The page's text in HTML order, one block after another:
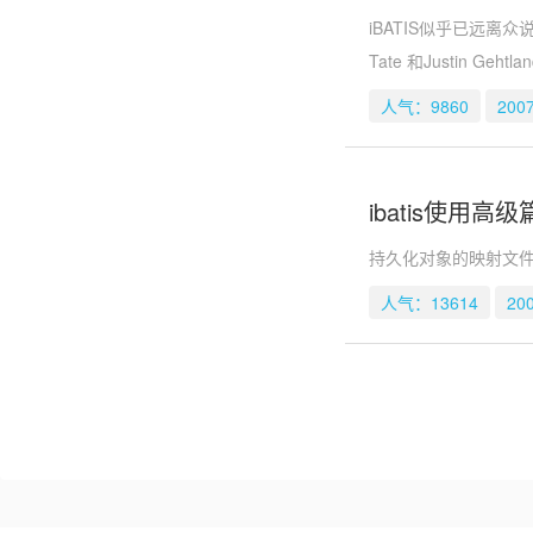
iBATIS似乎已远离众
Tate 和Justin
人气：9860
ibatis使用高级
持久化对象的映射文
人气：13614